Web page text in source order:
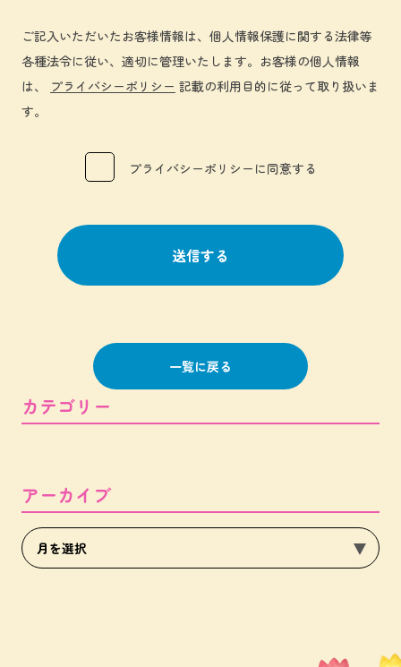
ご記入いただいたお客様情報は、個人情報保護に関する法律等
各種法令に従い、適切に管理いたします。お客様の個人情報
は、 プライバシーポリシー 記載の利用目的に従って取り扱いま
す。
プライバシーポリシーに同意する
一覧に戻る
カテゴリー
アーカイブ